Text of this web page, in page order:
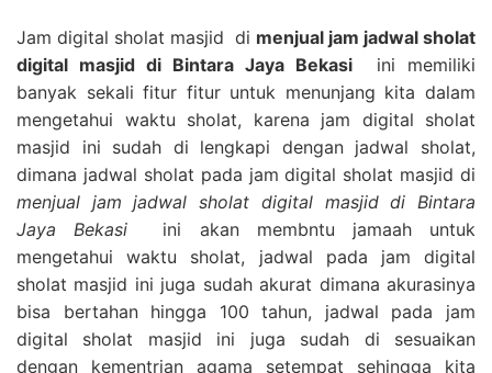
Jam digital sholat masjid di menjual jam jadwal sholat
digital masjid di Bintara Jaya Bekasi ini memiliki
banyak sekali fitur fitur untuk menunjang kita dalam
mengetahui waktu sholat, karena jam digital sholat
masjid ini sudah di lengkapi dengan jadwal sholat,
dimana jadwal sholat pada jam digital sholat masjid di
menjual jam jadwal sholat digital masjid di Bintara
Jaya Bekasi ini akan membntu jamaah untuk
mengetahui waktu sholat, jadwal pada jam digital
sholat masjid ini juga sudah akurat dimana akurasinya
bisa bertahan hingga 100 tahun, jadwal pada jam
digital sholat masjid ini juga sudah di sesuaikan
dengan kementrian agama setempat sehingga kita